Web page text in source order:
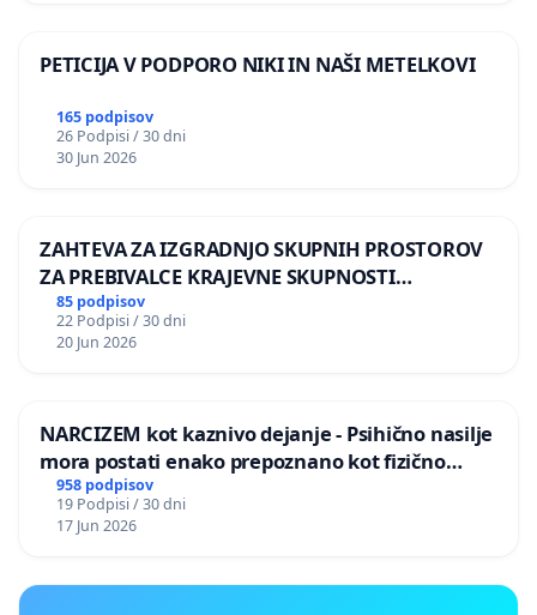
PETICIJA V PODPORO NIKI IN NAŠI METELKOVI
165 podpisov
26 Podpisi / 30 dni
30 Jun 2026
ZAHTEVA ZA IZGRADNJO SKUPNIH PROSTOROV
ZA PREBIVALCE KRAJEVNE SKUPNOSTI
PRESTRANEK
85 podpisov
22 Podpisi / 30 dni
20 Jun 2026
NARCIZEM kot kaznivo dejanje - Psihično nasilje
mora postati enako prepoznano kot fizično
nasilje
958 podpisov
19 Podpisi / 30 dni
17 Jun 2026